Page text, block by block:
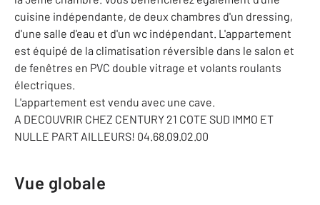
cuisine indépendante, de deux chambres d'un dressing,
d'une salle d'eau et d'un wc indépendant. L'appartement
est équipé de la climatisation réversible dans le salon et
de fenêtres en PVC double vitrage et volants roulants
électriques.
L'appartement est vendu avec une cave.
A DECOUVRIR CHEZ CENTURY 21 COTE SUD IMMO ET
NULLE PART AILLEURS! 04.68.09.02.00
Vue globale